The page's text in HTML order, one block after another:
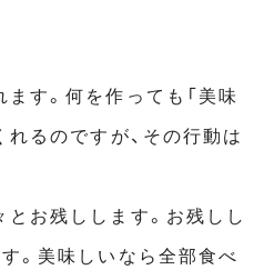
す。何を作っても「美味
れるのですが、その行動は
お残しします。お残しし
。美味しいなら全部食べ